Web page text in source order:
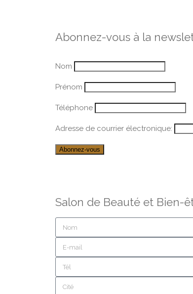
Abonnez-vous à la
Nom
Prénom
Téléphone
Adresse de courrier électronique:
Salon de Beauté et Bien-